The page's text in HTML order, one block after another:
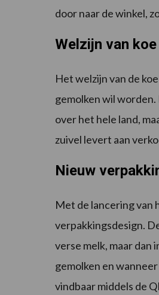
door naar de winkel,
Welzijn van koe
Het welzijn van de
gemolken wil
over het hele land,
zuivel levert aan
Nieuw
Met de lancering
verpakkingsdesign.
verse melk, maar dan
gemolken en
vindbaar middels de